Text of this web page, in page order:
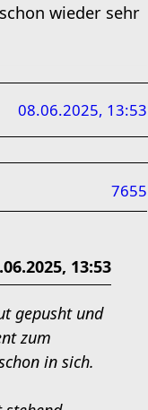
wieder sehr
08.06.2025, 13:53
7655
13:53
gepusht und
zum
in sich.